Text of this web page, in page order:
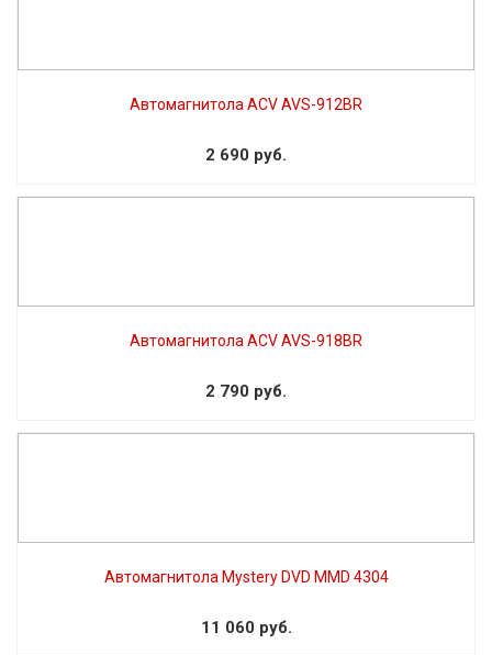
Автомагнитола ACV AVS-912BR
2 690 руб.
Автомагнитола ACV AVS-918BR
2 790 руб.
Автомагнитола Mystery DVD MMD 4304
11 060 руб.